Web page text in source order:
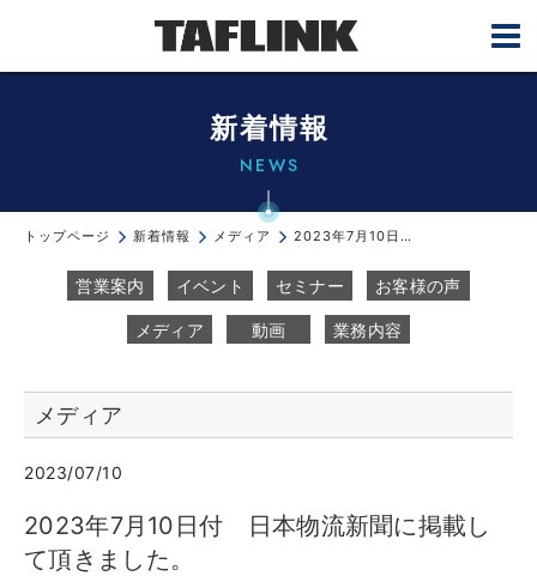
新着情報
NEWS
トップページ 新着情報 メディア 2023年7月10日付日本物流新聞に掲載して頂きました。
営業案内 イベント セミナー お客様の声
メディア 動画 業務内容
メディア
2023/07/10
2023年7月10日付 日本物流新聞に掲載し
て頂きました。